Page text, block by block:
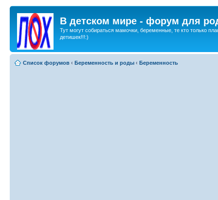
В детском мире - форум для
Тут могут собираться мамочки, беременные, те кто только
детишек!!!:)
Список форумов ‹ Беременность и роды ‹ Беременность